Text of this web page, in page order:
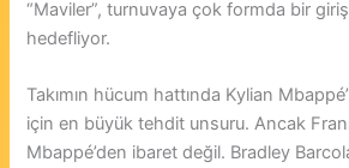
“Maviler”, turnuvaya çok formda bir
hedefliyor.
Takımın hücum hattında Kylian
için en büyük tehdit unsuru. Ancak
Mbappé’den ibaret değil. Bradley